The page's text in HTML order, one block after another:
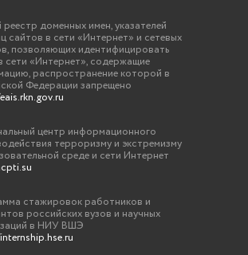
доменных имен, указателей
сайтов в сети «Интернет» и сетевых
позволяющих идентифицировать
сети «Интернет», содержащие
распространение которой в
Федерации запрещено
центр информационного
терроризму и экстремизму
среде и сети Интернет
стажировок работников и
российских вузов и научных
в НИУ ВШЭ